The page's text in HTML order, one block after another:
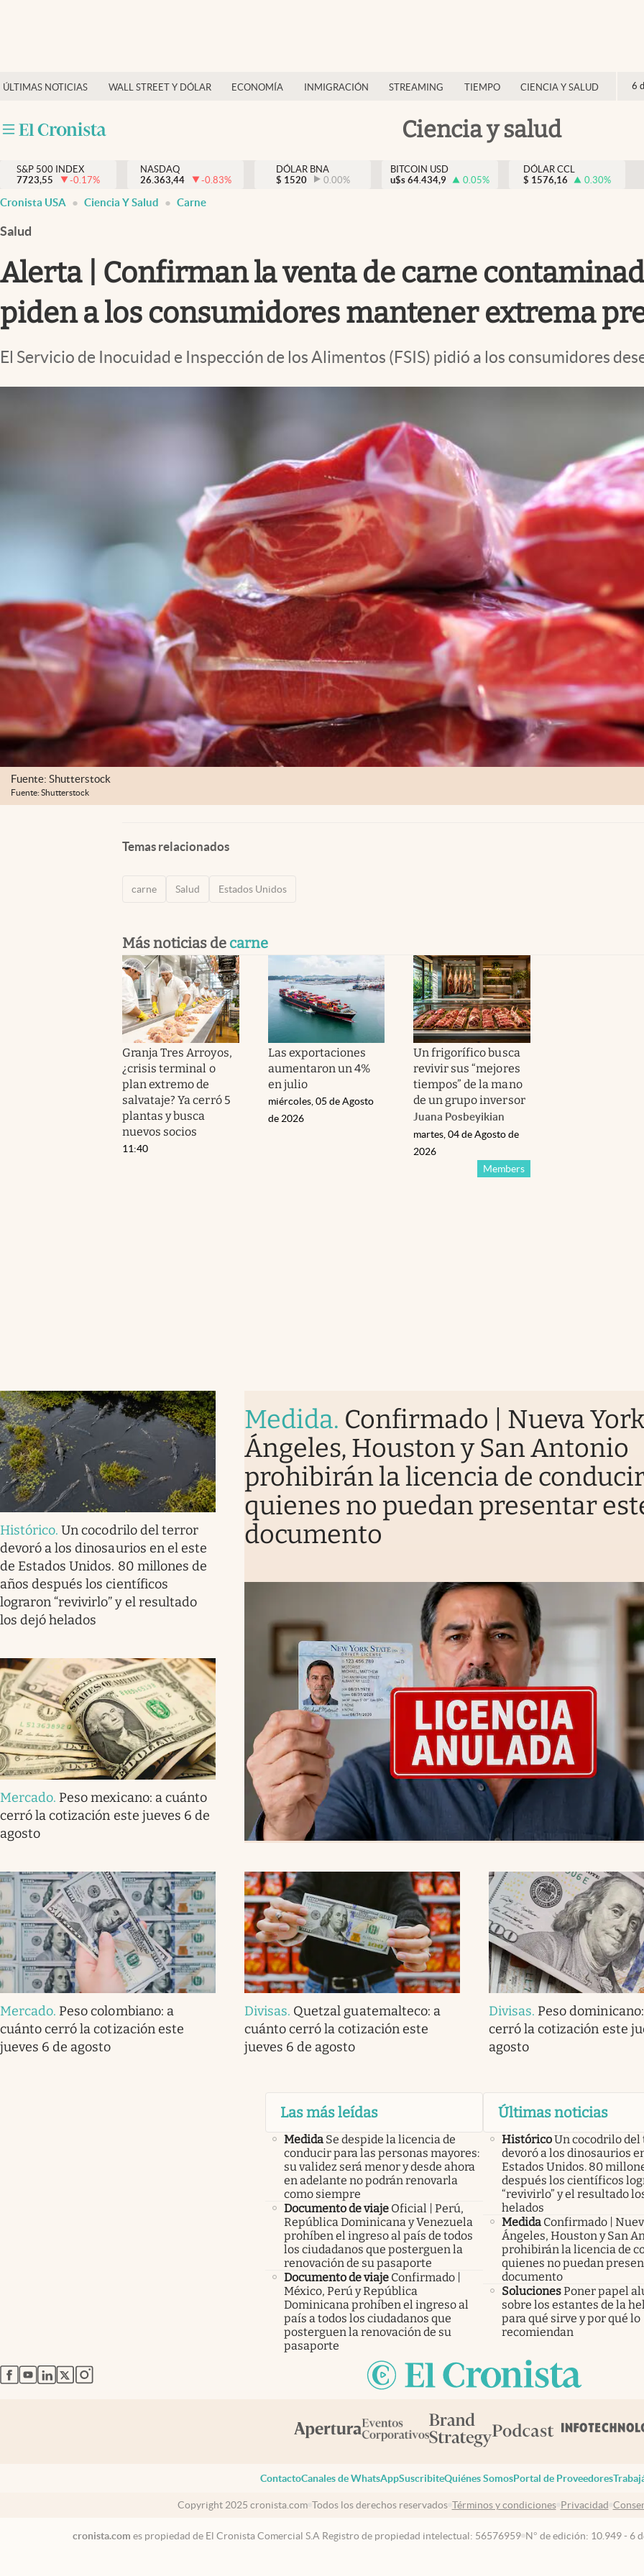
ÚLTIMAS NOTICIAS WALL STREET Y DÓLAR ECONOMÍA INMIGRACIÓN STREAMING TIEMPO CIENCIA Y SALUD 6
Ciencia y salud
Finanzas y economía
Inmigración
Trending
Streaming
PC y mobile
Lifestyle
S&P 500 INDEX
7723,55
-0.17%
NASDAQ
26.363,44
-0.83%
DÓLAR BNA
$ 1520 0.00%
BITCOIN USD
u$s 64.434,9 0.05%
DÓLAR CCL
$ 1576,16 0.30%
Cronista USA Ciencia Y Salud Carne
Salud
Alerta | Confirman la venta de carne
piden a los consumidores mantener extrema
El Servicio de Inocuidad e Inspección de los Alimentos (FSIS) pidió a los consumidores
Fuente: Shutterstock
Fuente: Shutterstock
Temas relacionados
carne Salud Estados Unidos
Más noticias de carne
Granja Tres Arroyos,
¿crisis terminal o
plan extremo de
salvataje? Ya cerró 5
plantas y busca
nuevos socios
11:40
Las exportaciones
aumentaron un 4%
en julio
miércoles, 05 de Agosto
de 2026
Un frigorífico busca
revivir sus “mejores
tiempos” de la mano
de un grupo inversor
Juana Posbeyikian
Members
martes, 04 de Agosto de
2026
Histórico.Un cocodrilo del terror
devoró a los dinosaurios en el este
de Estados Unidos. 80 millones de
años después los científicos
lograron “revivirlo” y el resultado
los dejó helados
Medida. Confirmado | Nueva
Ángeles, Houston y San Antonio
prohibirán la licencia de
quienes no puedan presentar
documento
Mercado. Peso mexicano: a cuánto
cerró la cotización este jueves 6 de
agosto
Mercado. Peso colombiano: a
cuánto cerró la cotización este
jueves 6 de agosto
Divisas. Quetzal guatemalteco: a
cuánto cerró la cotización este
jueves 6 de agosto
Divisas. Peso
cerró la cotización este
agosto
Las más leídas
Medida Se despide la licencia de
conducir para las personas mayores:
su validez será menor y desde ahora
en adelante no podrán renovarla
como siempre
Documento de viaje Oficial | Perú,
República Dominicana y Venezuela
prohíben el ingreso al país de todos
los ciudadanos que posterguen la
renovación de su pasaporte
Documento de viaje Confirmado |
México, Perú y República
Dominicana prohíben el ingreso al
país a todos los ciudadanos que
posterguen la renovación de su
pasaporte
Últimas noticias
HistóricoUn cocodrilo
devoró a los dinosaurios
Estados Unidos. 80
después los científicos
“revivirlo” y el resultado
helados
Medida Confirmado |
Ángeles, Houston y San
prohibirán la licencia de
quienes no puedan
documento
SolucionesPoner papel
sobre los estantes de la
para qué sirve y por qué lo
recomiendan
abre en nueva pestaña
abre en nueva pestaña
abre en nueva pestaña
abre en nueva pestaña
abre en nueva pestaña
ContactoCanales de WhatsAppSuscribiteQuiénes SomosPortal de Proveedores
Copyright 2025 cronista.com Todos los derechos reservados Términos y condiciones Privacidad
cronista.com es propiedad de El Cronista Comercial S.A Registro de propiedad intelectual: 56576959 N° de edición: 10.949 - 6